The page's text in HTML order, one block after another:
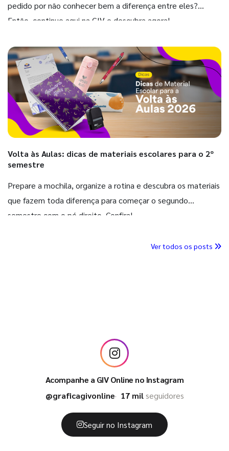
pedido por não conhecer bem a diferença entre eles?
Então, continue aqui na GIV e descubra agora!
Volta às Aulas: dicas de materiais escolares para o 2º
semestre
Prepare a mochila, organize a rotina e descubra os materiais
que fazem toda diferença para começar o segundo
semestre com o pé direito. Confira!
Ver todos os posts
Acompanhe a GIV Online no Instagram
@graficagivonline
17 milseguidores
Seguir no Instagram